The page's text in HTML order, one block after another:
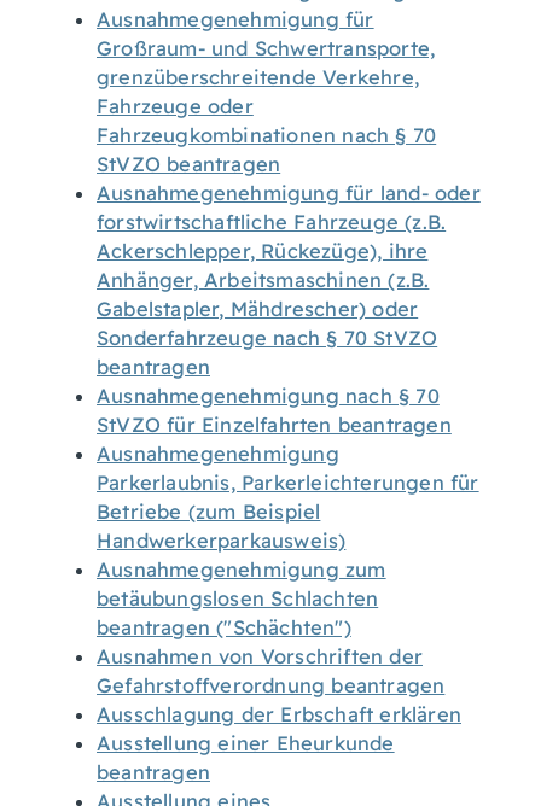
Ausnahmegenehmigung für
Großraum- und Schwertransporte,
grenzüberschreitende Verkehre,
Fahrzeuge oder
Fahrzeugkombinationen nach § 70
StVZO beantragen
Ausnahmegenehmigung für land- oder
forstwirtschaftliche Fahrzeuge (z.B.
Ackerschlepper, Rückezüge), ihre
Anhänger, Arbeitsmaschinen (z.B.
Gabelstapler, Mähdrescher) oder
Sonderfahrzeuge nach § 70 StVZO
beantragen
Ausnahmegenehmigung nach § 70
StVZO für Einzelfahrten beantragen
Ausnahmegenehmigung
Parkerlaubnis, Parkerleichterungen für
Betriebe (zum Beispiel
Handwerkerparkausweis)
Ausnahmegenehmigung zum
betäubungslosen Schlachten
beantragen ("Schächten")
Ausnahmen von Vorschriften der
Gefahrstoffverordnung beantragen
Ausschlagung der Erbschaft erklären
Ausstellung einer Eheurkunde
beantragen
Ausstellung eines